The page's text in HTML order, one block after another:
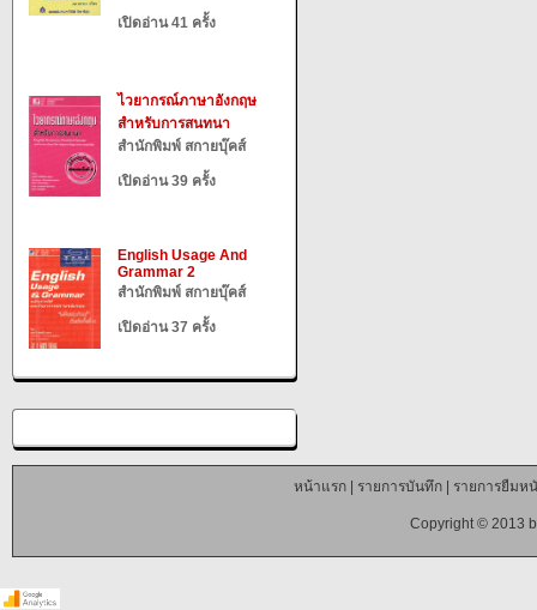
เปิดอ่าน 41 ครั้ง
ไวยากรณ์ภาษาอังกฤษ
สำหรับการสนทนา
สำนักพิมพ์ สกายบุ๊คส์
เปิดอ่าน 39 ครั้ง
English Usage And
Grammar 2
สำนักพิมพ์ สกายบุ๊คส์
เปิดอ่าน 37 ครั้ง
หน้าแรก| รายการบันทึก| รายการยืมห
Copyright © 2013